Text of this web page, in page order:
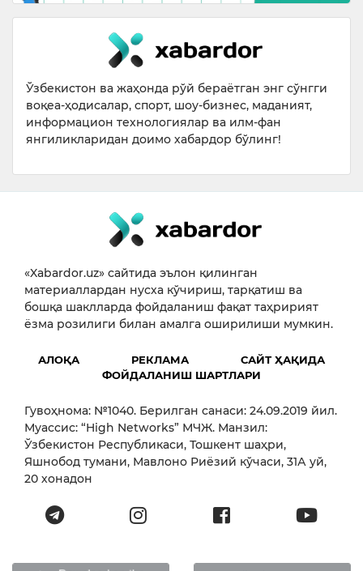
Ўзбекистон ва жаҳонда рўй бераётган энг сўнгги
воқеа-ҳодисалар, спорт, шоу-бизнес, маданият,
информацион технологиялар ва илм-фан
янгиликларидан доимо хабардор бўлинг!
«Xabardor.uz» сайтида эълон қилинган
материаллардан нусха кўчириш, тарқатиш ва
бошқа шаклларда фойдаланиш фақат таҳририят
ёзма розилиги билан амалга оширилиши мумкин.
АЛОҚА РЕКЛАМА
САЙТ ҲАҚИДА
ФОЙДАЛАНИШ ШАРТЛАРИ
Гувоҳнома: №1040. Берилган санаси: 24.09.2019 йил.
Муассис: “High Networks” МЧЖ. Манзил:
Ўзбекистон Республикаси, Тошкент шаҳри,
Яшнобод тумани, Мавлоно Риёзий кўчаси, 31А уй,
20 хонадон